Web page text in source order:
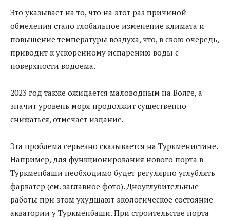
Это указывает на то, что на этот раз причиной
обмеления стало глобальное изменение климата и
повышение температуры воздуха, что, в свою очередь,
приводит к ускоренному испарению воды с
поверхности водоема.
2023 год также ожидается маловодным на Волге, а
значит уровень моря продолжит существенно
снижаться, отмечает издание.
Эта проблема серьезно сказывается на Туркменистане.
Например, для функционирования нового порта в
Туркменбаши необходимо будет регулярно углублять
фарватер (см. заглавное фото). Дноуглубительные
работы при этом ухудшают экологическое состояние
акватории у Туркменбаши. При строительстве порта